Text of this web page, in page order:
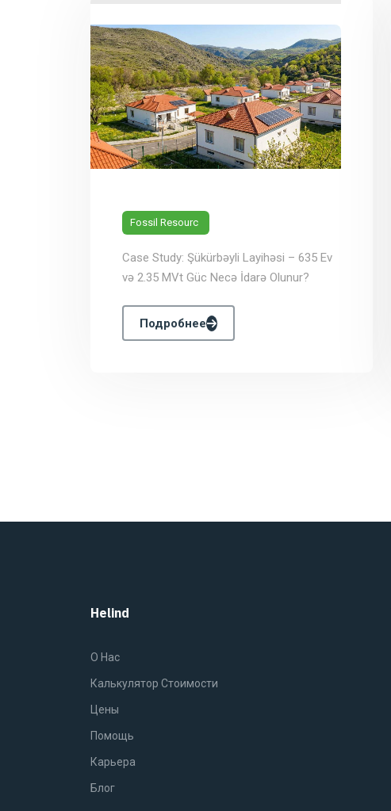
Fossil Resourc
Case Study: Şükürbəyli Layihəsi – 635 Ev
və 2.35 MVt Güc Necə İdarə Olunur?
Подробнее
Helind
O Нас
Калькулятор Стоимости
Цены
Помощь
Карьера
Блог